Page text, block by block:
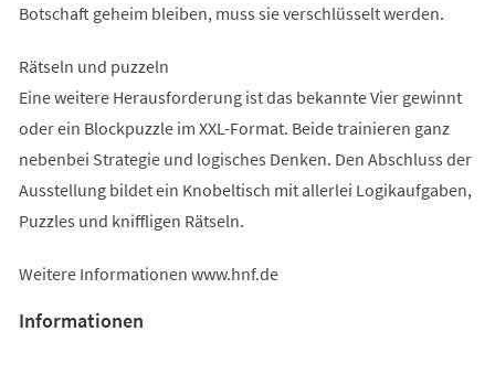
Botschaft geheim bleiben, muss sie verschlüsselt werden.
Rätseln und puzzeln
Eine weitere Herausforderung ist das bekannte Vier gewinnt
oder ein Blockpuzzle im XXL-Format. Beide trainieren ganz
nebenbei Strategie und logisches Denken. Den Abschluss der
Ausstellung bildet ein Knobeltisch mit allerlei Logikaufgaben,
Puzzles und kniffligen Rätseln.
Weitere Informationen www.hnf.de
Informationen